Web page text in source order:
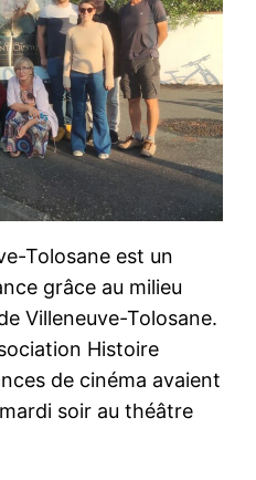
Tolosane est un
grâce au milieu
Villeneuve-Tolosane.
Histoire
de cinéma avaient
soir au théâtre